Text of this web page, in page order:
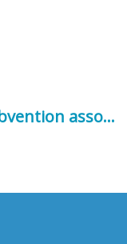
CERFA demande de subvention association